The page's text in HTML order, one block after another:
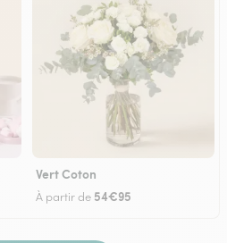
Vert Coton
À partir de 54€95